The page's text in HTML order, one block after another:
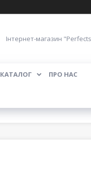
Інтернет-магазин
КАТАЛОГ ПРО НАС